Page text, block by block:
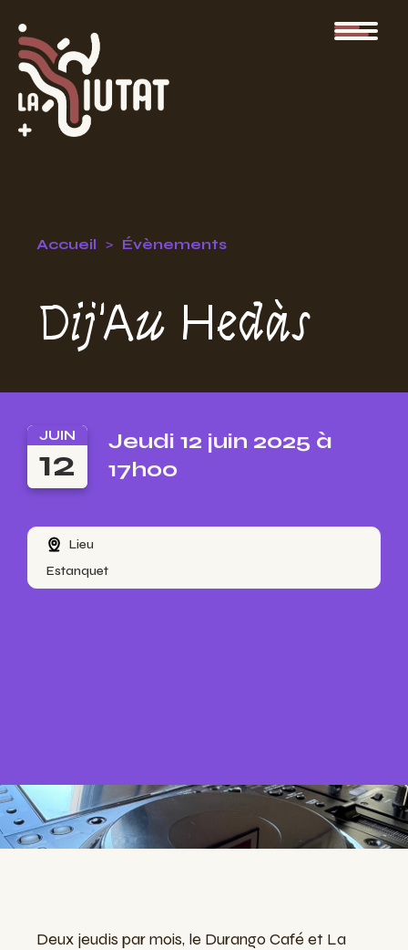
Accueil Évènements
Dij'Au Hedàs
JUIN
12
Jeudi 12 juin 2025 à
17h00
Lieu
Estanquet
Deux jeudis par mois, le Durango Café et La